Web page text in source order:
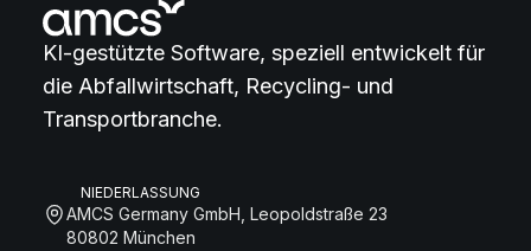
KI-gestützte Software, speziell entwickelt für
die Abfallwirtschaft, Recycling- und
Transportbranche.
NIEDERLASSUNG
AMCS Germany GmbH, Leopoldstraße 23
80802 München